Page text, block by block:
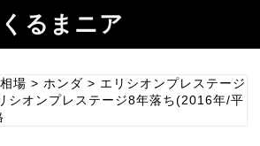
くるまニア
場 > ホンダ > エリシオンプレステージ
シオンプレステージ8年落ち(2016年/平